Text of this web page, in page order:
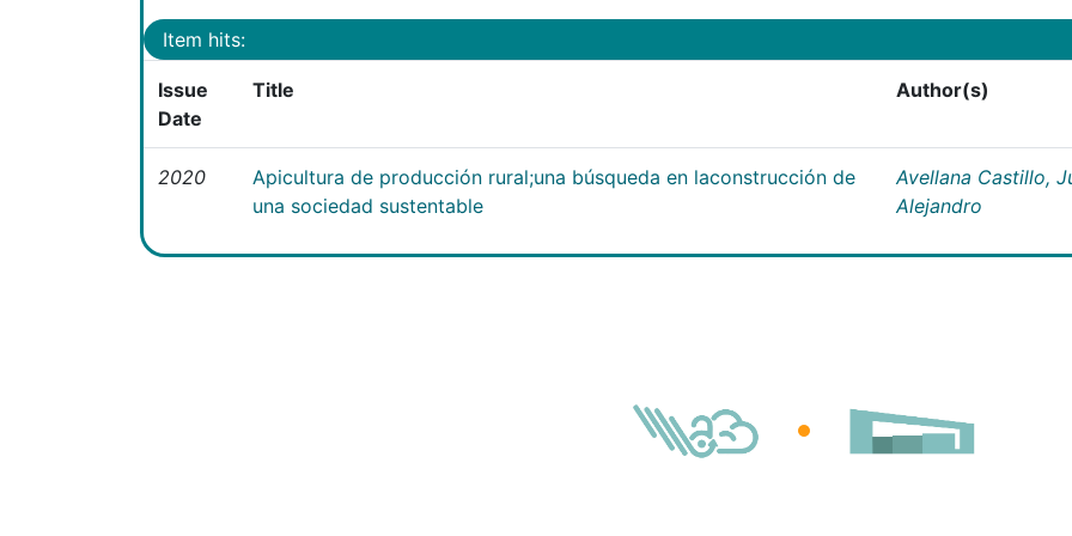
Item hits:
Issue
Date
Title Author(s)
2020
Apicultura de producción rural;una búsqueda en laconstrucción de
una sociedad sustentable
Avellana Castillo,
Alejandro